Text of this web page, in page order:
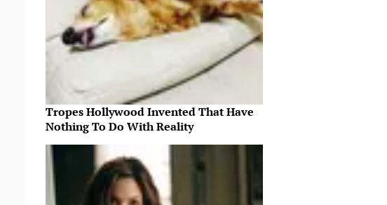
Tropes Hollywood Invented That Have
Nothing To Do With Reality